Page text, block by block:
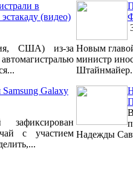
в
(видео)
США) из-за
Galaxy
с участием
Новым
министр
Надежды